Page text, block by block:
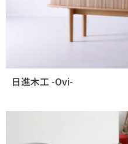
日進木工 -Ovi-